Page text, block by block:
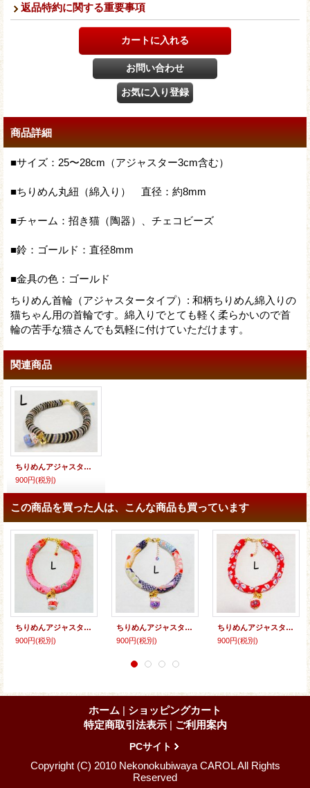
返品特約に関する重要事項
商品詳細
■サイズ：25〜28cm（アジャスター3cm含む）
■ちりめん丸紐（綿入り） 直径：約8mm
■チャーム：招き猫（陶器）、チェコビーズ
■鈴：ゴールド：直径8mm
■金具の色：ゴールド
ちりめん首輪（アジャスタータイプ） : 和柄ちりめん綿入りの
猫ちゃん用の首輪です。綿入りでとても軽く柔らかいので首
輪の苦手な猫さんでも気軽に付けていただけます。
関連商品
ちりめんアジャスター★招き猫
900円(税別)
この商品を買った人は、こんな商品も買っています
ちりめんアジャスター★招き猫
900円(税別)
ちりめんアジャスター★招き猫
900円(税別)
ちりめんアジャスター★招き猫
900円(税別)
ホーム | ショッピングカート
特定商取引法表示 | ご利用案内
PCサイト
Copyright (C) 2010 Nekonokubiwaya CAROL All Rights
Reserved